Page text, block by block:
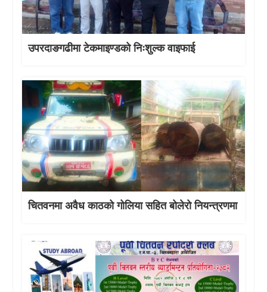
उपरदाङगढीमा टेकमाइण्डको निःशुल्क वाइफाई
चितवनमा अवैध काठको गोलिया सहित बोलेरो नियन्त्रणमा